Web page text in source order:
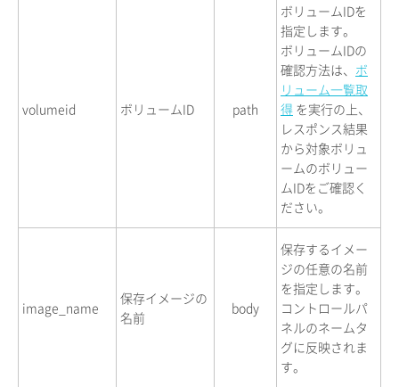
volumeid ボリュームID path
ボリュームIDを
指定します。
ボリュームIDの
確認方法は、 ボ
リューム一覧取
得 を実行の上、
レスポンス結果
から対象ボリュ
ームのボリュー
ムIDをご確認く
ださい。
image_name
保存イメージの
名前
body
保存するイメー
ジの任意の名前
を指定します。
コントロールパ
ネルのネームタ
グに反映されま
す。